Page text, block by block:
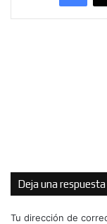
Deja una respuesta
Tu dirección de